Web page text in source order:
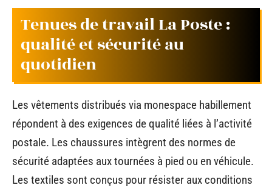
Tenues de travail La Poste :
qualité et sécurité au
quotidien
Les vêtements distribués via monespace habillement
répondent à des exigences de qualité liées à l’activité
postale. Les chaussures intègrent des normes de
sécurité adaptées aux tournées à pied ou en véhicule.
Les textiles sont conçus pour résister aux conditions